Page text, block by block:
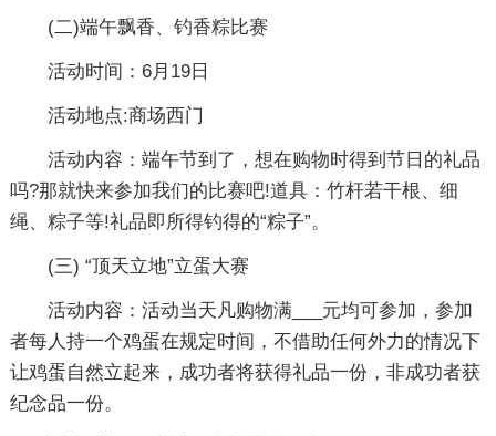
(二)端午飘香、钓香粽比赛
活动时间：6月19日
活动地点:商场西门
活动内容：端午节到了，想在购物时得到节日的礼品
吗?那就快来参加我们的比赛吧!道具：竹杆若干根、细
绳、粽子等!礼品即所得钓得的“粽子”。
(三) “顶天立地”立蛋大赛
活动内容：活动当天凡购物满___元均可参加，参加
者每人持一个鸡蛋在规定时间，不借助任何外力的情况下
让鸡蛋自然立起来，成功者将获得礼品一份，非成功者获
纪念品一份。